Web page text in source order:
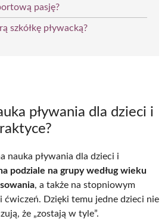
pasję?
szkółkę pływacką?
pływania dla dzieci i
nauka pływania dla dzieci i
podziale na grupy według wieku
, a także na stopniowym
ćwiczeń. Dzięki temu jedne dzieci nie
że „zostają w tyle”.